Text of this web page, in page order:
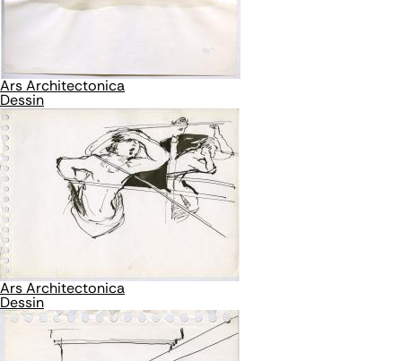
Ars Architectonica
Dessin
Ars Architectonica
Dessin